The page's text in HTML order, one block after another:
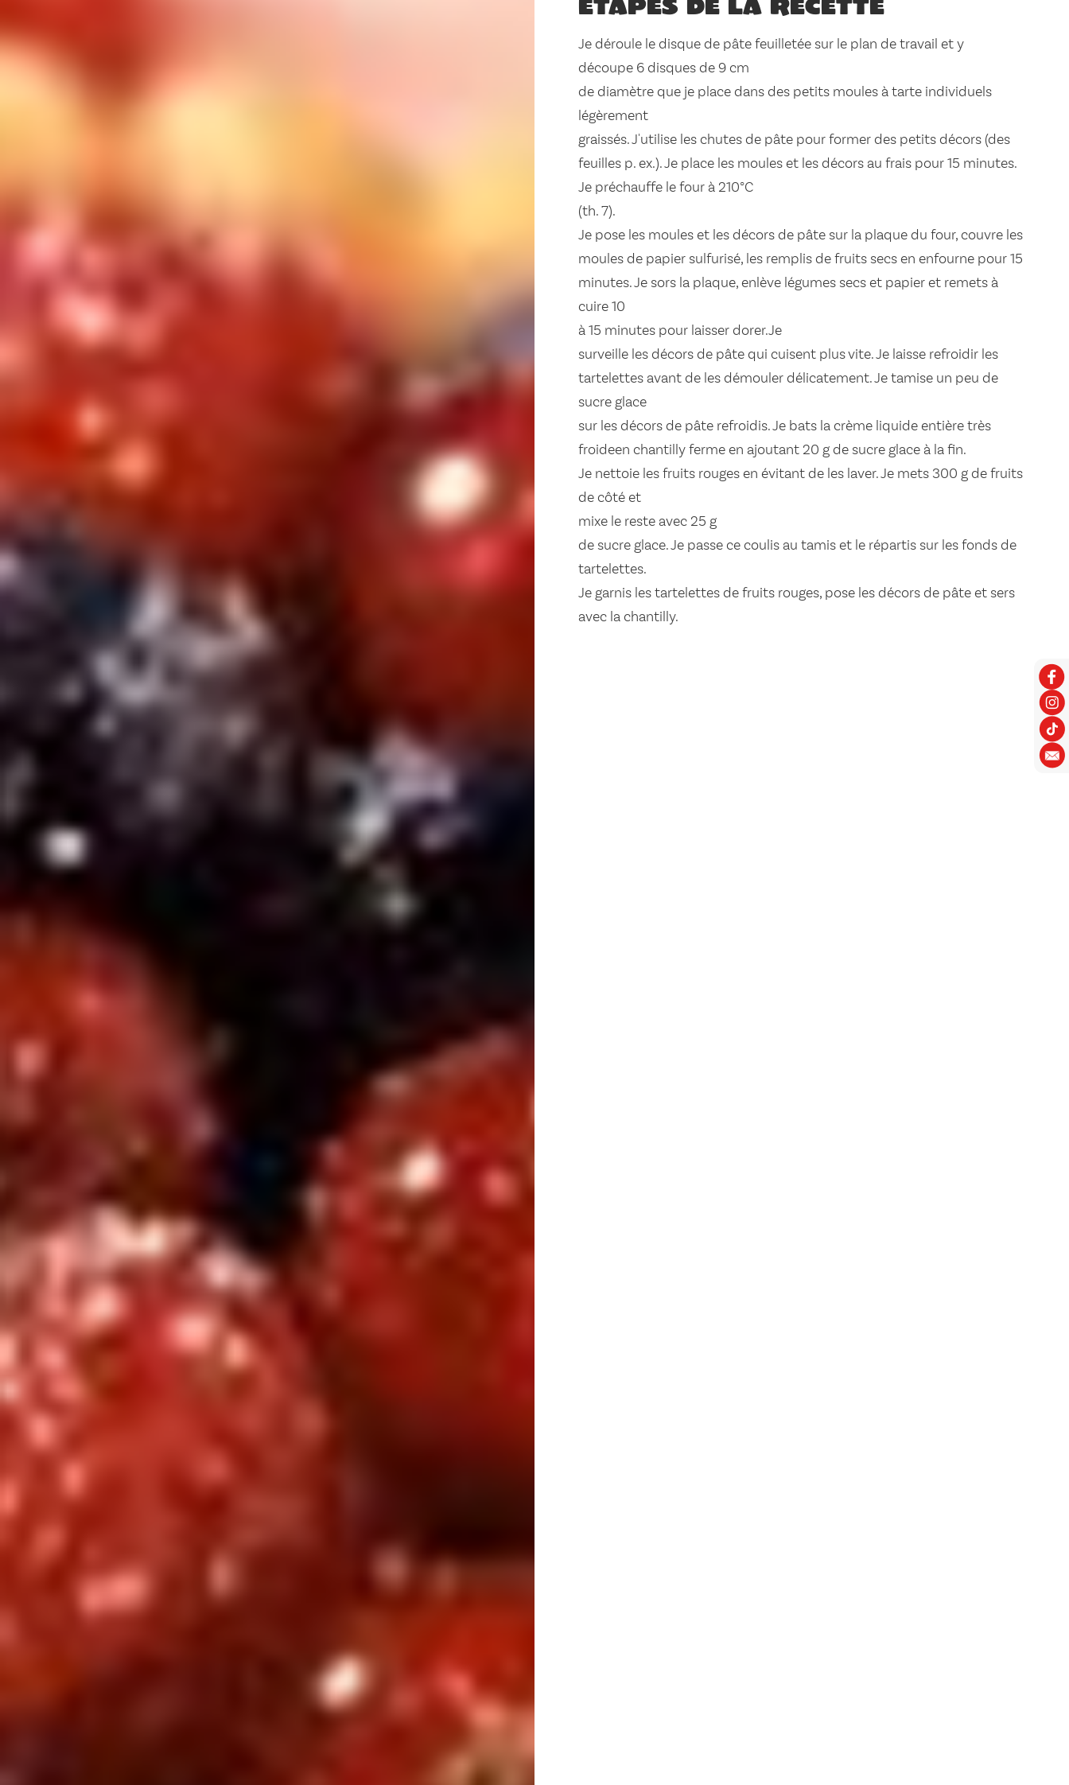
Je déroule le disque de pâte feuilletée sur le plan de travail et y
découpe 6 disques de 9 cm
de diamètre que je place dans des petits moules à tarte individuels
légèrement
graissés. J'utilise les chutes de pâte pour former des petits décors (des
feuilles p. ex.). Je place les moules et les décors au frais pour 15 minutes.
Je préchauffe le four à 210°C
(th. 7).
Je pose les moules et les décors de pâte sur la plaque du four, couvre les
moules de papier sulfurisé, les remplis de fruits secs en enfourne pour 15
minutes. Je sors la plaque, enlève légumes secs et papier et remets à
cuire 10
à 15 minutes pour laisser dorer.Je
surveille les décors de pâte qui cuisent plus vite. Je laisse refroidir les
tartelettes avant de les démouler délicatement. Je tamise un peu de
sucre glace
sur les décors de pâte refroidis. Je bats la crème liquide entière très
froideen chantilly ferme en ajoutant 20 g de sucre glace à la fin.
Je nettoie les fruits rouges en évitant de les laver. Je mets 300 g de fruits
de côté et
mixe le reste avec 25 g
de sucre glace. Je passe ce coulis au tamis et le répartis sur les fonds de
tartelettes.
Je garnis les tartelettes de fruits rouges, pose les décors de pâte et sers
avec la chantilly.